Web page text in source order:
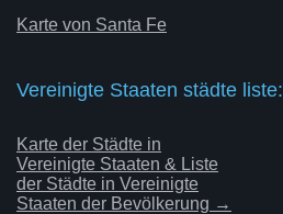
Karte von Santa Fe
Vereinigte Staaten städte liste:
Karte der Städte in
Vereinigte Staaten & Liste
der Städte in Vereinigte
Staaten der Bevölkerung →